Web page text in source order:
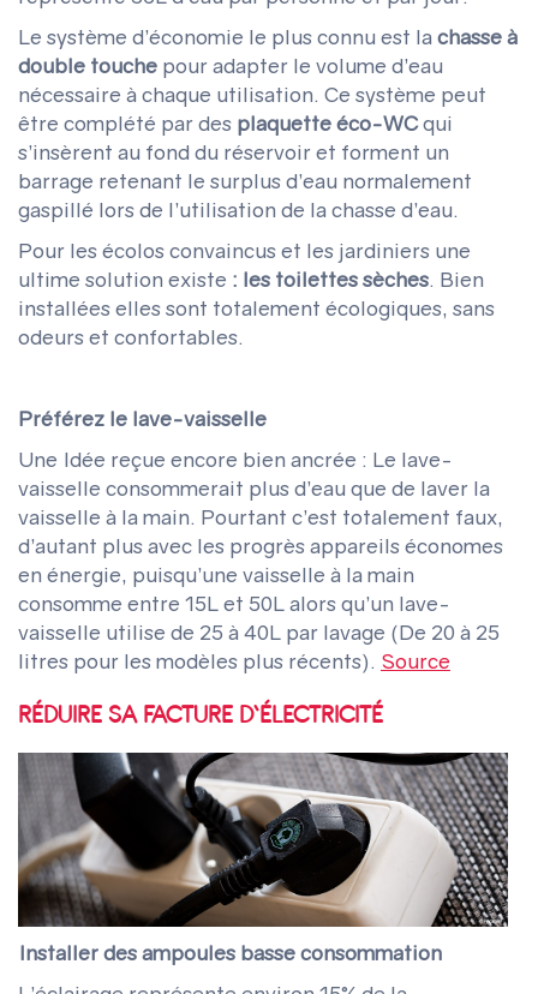
Le système d’économie le plus connu est la chasse à
double touche pour adapter le volume d’eau
nécessaire à chaque utilisation. Ce système peut
être complété par des plaquette éco-WCqui
s’insèrent au fond du réservoir et forment un
barrage retenant le surplus d’eau normalement
gaspillé lors de l’utilisation de la chasse d’eau.
Pour les écolos convaincus et les jardiniers une
ultime solution existe : les toilettes sèches. Bien
installées elles sont totalement écologiques, sans
odeurs et confortables.
Préférez le lave-vaisselle
Une Idée reçue encore bien ancrée : Le lave-
vaisselle consommerait plus d’eau que de laver la
vaisselle à la main. Pourtant c’est totalement faux,
d’autant plus avec les progrès appareils économes
en énergie, puisqu’une vaisselle à la main
consomme entre 15L et 50L alors qu’un lave-
vaisselle utilise de 25 à 40L par lavage (De 20 à 25
litres pour les modèles plus récents). Source
RÉDUIRE SA FACTURE D’ÉLECTRICITÉ
Installer des ampoules basse consommation